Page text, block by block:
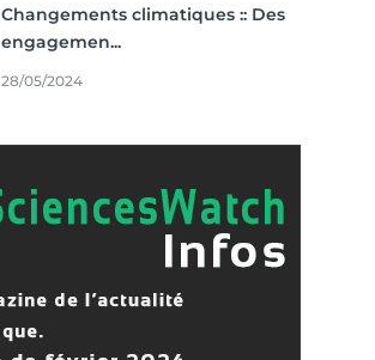
Changements climatiques :: Des
engagemen...
28/05/2024